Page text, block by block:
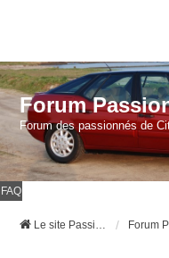
Forum
Forum des passionnés de
FAQ
Le site Passion XM